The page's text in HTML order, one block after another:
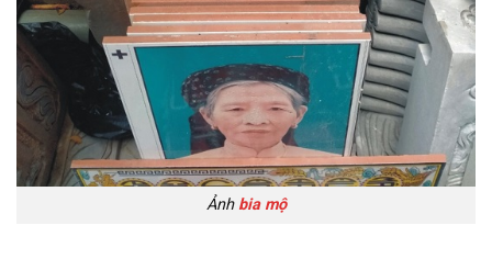
Ảnh bia mộ